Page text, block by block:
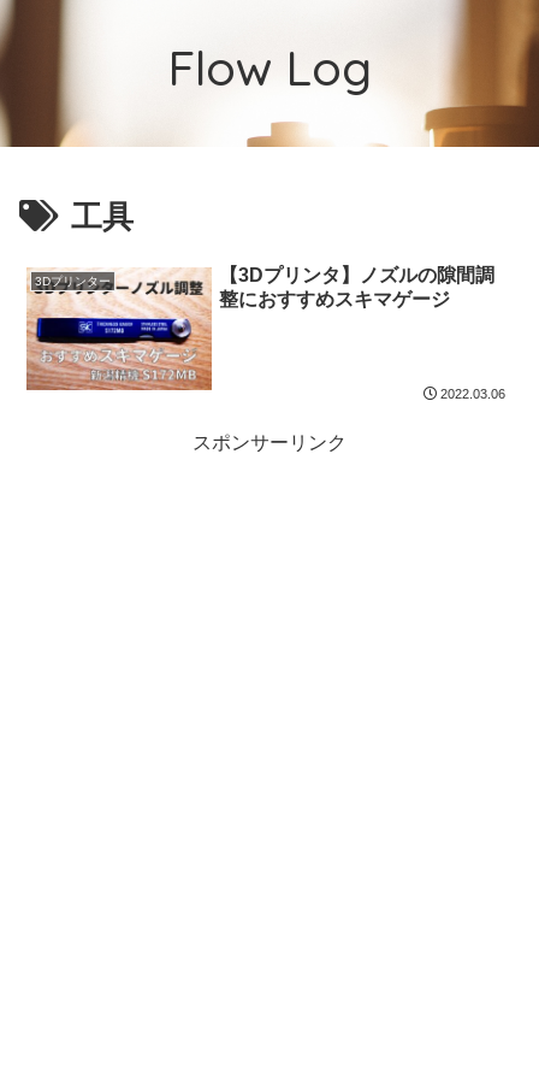
Flow Log
工具
3Dプリンター
【3Dプリンタ】ノズルの隙間調
整におすすめスキマゲージ
2022.03.06
スポンサーリンク